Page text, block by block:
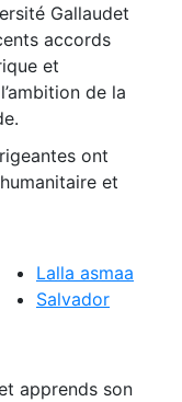
Gallaudet
accords
et
de la
ont
et
Lalla asmaa
Salvador
apprends son